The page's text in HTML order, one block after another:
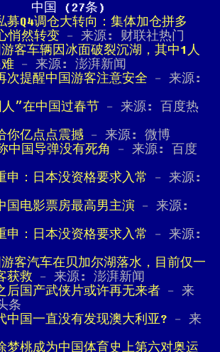
中国 (27条)
募Q4调仓大转向：集体加仓拼多
悄然转变 - 来源: 财联社热门
客车辆因冰面破裂沉湖，其中1人
- 来源: 澎湃新闻
次提醒中国游客注意安全 - 来源:
”在中国过春节 - 来源: 百度热
你亿点点震撼 - 来源: 微博
中国导弹没有死角
- 来源: 百度
申：日本没资格要求入常 - 来源:
国电影票房最高男主演 - 来源:
申：日本没资格要求入常 - 来源:
客汽车在贝加尔湖落水，目前仅一
获救 - 来源: 澎湃新闻
后国产武侠片或许再无来者 - 来
条
中国一直没有发现澳大利亚? - 来
梦桃成为中国体育史上第六对奥运